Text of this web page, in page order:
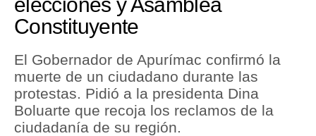
Perú
Política
Tu Dinero
Finanzas Personales
Inmobiliarias
Constituyente
El Gobernador de Apurímac confirmó la
muerte de un ciudadano durante las
protestas. Pidió a la presidenta Dina
Boluarte que recoja los reclamos de la
ciudadanía de su región.